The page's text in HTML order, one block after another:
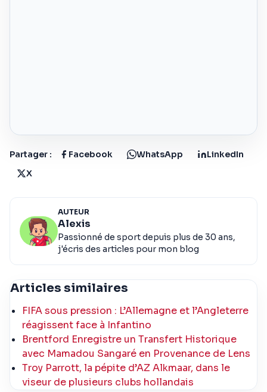
Partager : Facebook WhatsApp
LinkedIn
X
AUTEUR
Alexis
Passionné de sport depuis plus de 30 ans,
j'écris des articles pour mon blog
Articles similaires
FIFA sous pression : L’Allemagne et l’Angleterre
réagissent face à Infantino
Brentford Enregistre un Transfert Historique
avec Mamadou Sangaré en Provenance de Lens
Troy Parrott, la pépite d’AZ Alkmaar, dans le
viseur de plusieurs clubs hollandais